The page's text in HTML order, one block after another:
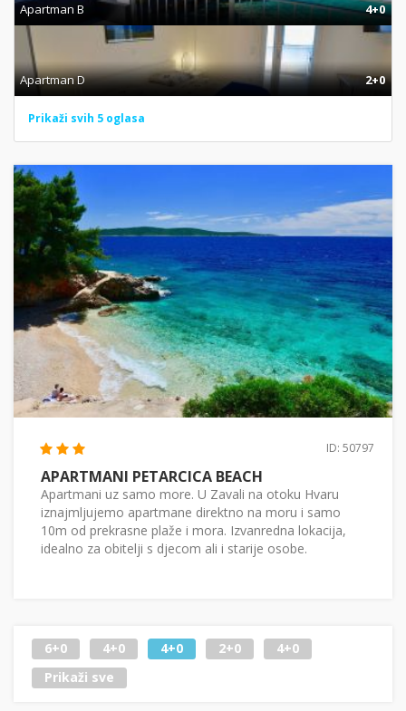
Apartman B 4+0
Apartman D 2+0
Prikaži svih 5 oglasa
ID: 50797
APARTMANI PETARCICA BEACH
Apartmani uz samo more. U Zavali na otoku Hvaru
iznajmljujemo apartmane direktno na moru i samo
10m od prekrasne plaže i mora. Izvanredna lokacija,
idealno za obitelji s djecom ali i starije osobe.
6+0 4+0 4+0 2+0
4+0
Prikaži sve